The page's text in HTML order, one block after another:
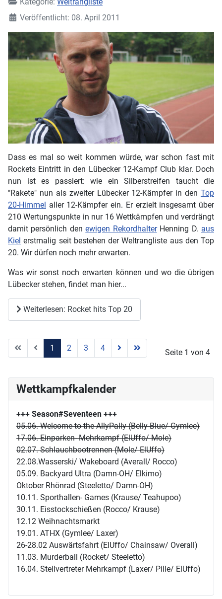
Veröffentlicht: 08. April 2011
Dass es mal so weit kommen würde, war schon fast mit
Rockets Eintritt in den Lübecker 12-Kampf Club klar. Doch
nun ist es passiert: wie ein Silberstreifen taucht die
"Rakete" nun als zweiter Lübecker 12-Kämpfer in den Top
20-Himmel aller 12-Kämpfer ein. Er erzielt insgesamt über
210 Wertungspunkte in nur 16 Wettkämpfen und verdrängt
damit persönlich denewigen RekordhalterHenning D. aus
Kiel erstmalig seit bestehen der Weltrangliste aus den Top
20. Wir dürfen noch mehr erwarten.
Was wir sonst noch erwarten können und wo die übrigen
Lübecker stehen, findet man hier...
Weiterlesen: Rocket hits Top 20
Seite 1 von 4
1 2 3 4
Wettkampfkalender
+++ Season#Seventeen +++
05.06. Welcome to the AllyPally (Belly Blue/ Gymlee)
17.06. Einparken- Mehrkampf (ElUffo/ Mole)
02.07. Schlauchbootrennen (Mole/ ElUffo)
22.08.Wasserski/ Wakeboard (Averall/ Rocco)
05.09. Backyard Ultra (Damn-OH/ Elkimo)
Oktober Rhönrad (Steeletto/ Damn-OH)
10.11. Sporthallen- Games (Krause/ Teahupoo)
30.11. Eisstockschießen (Rocco/ Krause)
12.12 Weihnachtsmarkt
19.01. ATHX (Gymlee/ Laxer)
26-28.02 Auswärtsfahrt (ElUffo/ Chainsaw/ Overall)
11.03. Murderball (Rocket/ Steeletto)
16.04. Stellvertreter Mehrkampf (Laxer/ Pille/ ElUffo)